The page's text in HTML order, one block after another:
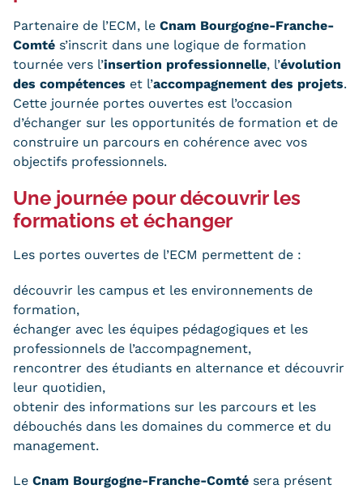
l'Expérience (VAE)
Validation des études
supérieures (VES)
Validation des acquis
professionnels et personnels
(VAPP)
Infos pratiques
Discrimination/égalité/mixité
Handi'Cnam
Témoignages
Statistiques
FAQ
Lexique
Téléchargements
Partenaire de l’ECM, le Cnam Bourgogne-Franche-
Comté s’inscrit dans une logique de formation
tournée vers l’insertion professionnelle, l’évolution
des compétences et l’accompagnement des projets.
Cette journée portes ouvertes est l’occasion
d’échanger sur les opportunités de formation et de
construire un parcours en cohérence avec vos
objectifs professionnels.
Une journée pour découvrir les
formations et échanger
Les portes ouvertes de l’ECM permettent de :
découvrir les campus et les environnements de
formation,
échanger avec les équipes pédagogiques et les
professionnels de l’accompagnement,
rencontrer des étudiants en alternance et découvrir
leur quotidien,
obtenir des informations sur les parcours et les
débouchés dans les domaines du commerce et du
management.
Le Cnam Bourgogne-Franche-Comté sera présent